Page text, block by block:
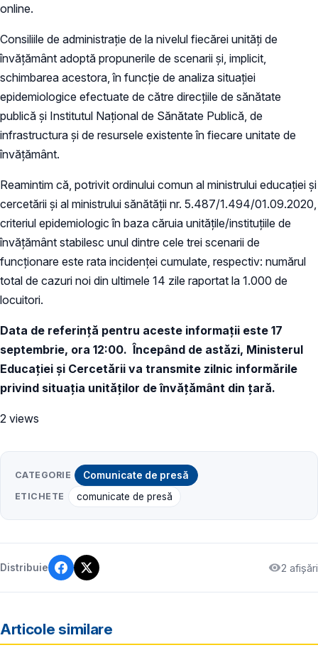
online.
Consiliile de administrație de la nivelul fiecărei unități de
învățământ adoptă propunerile de scenarii și, implicit,
schimbarea acestora, în funcție de analiza situației
epidemiologice efectuate de către direcțiile de sănătate
publică și Institutul Național de Sănătate Publică, de
infrastructura și de resursele existente în fiecare unitate de
învățământ.
Reamintim că, potrivit ordinului comun al ministrului educației și
cercetării și al ministrului sănătății nr. 5.487/1.494/01.09.2020,
criteriul epidemiologic în baza căruia unitățile/instituțiile de
învățământ stabilesc unul dintre cele trei scenarii de
funcționare este rata incidenței cumulate, respectiv: numărul
total de cazuri noi din ultimele 14 zile raportat la 1.000 de
locuitori.
Data de referință pentru aceste informații este 17
septembrie, ora 12:00. Începând de astăzi, Ministerul
Educației și Cercetării va transmite zilnic informările
privind situația unităților de învățământ din țară.
2 views
CATEGORIE Comunicate de presă
ETICHETE comunicate de presă
Distribuie 2 afișări
Articole similare